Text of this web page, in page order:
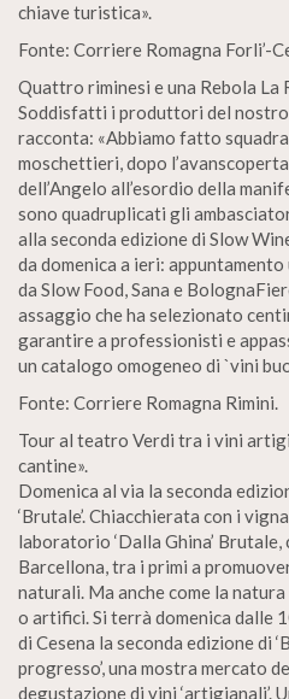
chiave turistica».
Fonte: Corriere Romagna Forli’-
Quattro riminesi e una Rebola La
Soddisfatti i produttori del
racconta: «Abbiamo fatto
moschettieri, dopo
dell’Angelo all’esordio della
sono quadruplicati gli
alla seconda edizione di Slow
da domenica a ieri:
da Slow Food, Sana e
assaggio che ha selezionato
garantire a professionisti e
un catalogo omogeneo di `vini
Fonte: Corriere Romagna Rimini.
Tour al teatro Verdi tra i vini
cantine».
Domenica al via la seconda
‘Brutale’. Chiacchierata con i
laboratorio ‘Dalla Ghina’ Brutale,
Barcellona, tra i primi a
naturali. Ma anche come la
o artifici. Si terrà domenica dalle
di Cesena la seconda edizione di
progresso’, una mostra mercato
degustazione di vini ‘artigianali’.